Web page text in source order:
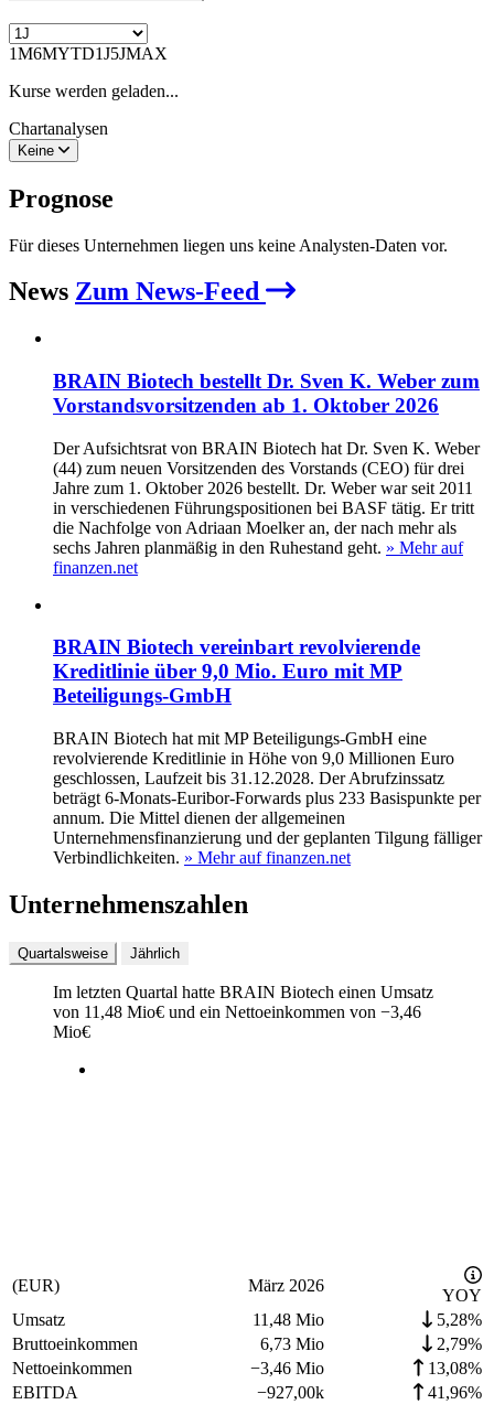
1M6MYTD1J5JMAX
Kurse werden geladen...
Chartanalysen
Keine
Prognose
Für dieses Unternehmen liegen uns keine Analysten-Daten vor.
News Zum News-Feed
BRAIN Biotech bestellt Dr. Sven K. Weber zum
Vorstandsvorsitzenden ab 1. Oktober 2026
Der Aufsichtsrat von BRAIN Biotech hat Dr. Sven K. Weber
(44) zum neuen Vorsitzenden des Vorstands (CEO) für drei
Jahre zum 1. Oktober 2026 bestellt. Dr. Weber war seit 2011
in verschiedenen Führungspositionen bei BASF tätig. Er tritt
die Nachfolge von Adriaan Moelker an, der nach mehr als
sechs Jahren planmäßig in den Ruhestand geht. » Mehr auf
finanzen.net
BRAIN Biotech vereinbart revolvierende
Kreditlinie über 9,0 Mio. Euro mit MP
Beteiligungs-GmbH
BRAIN Biotech hat mit MP Beteiligungs-GmbH eine
revolvierende Kreditlinie in Höhe von 9,0 Millionen Euro
geschlossen, Laufzeit bis 31.12.2028. Der Abrufzinssatz
beträgt 6‑Monats‑Euribor‑Forwards plus 233 Basispunkte per
annum. Die Mittel dienen der allgemeinen
Unternehmensfinanzierung und der geplanten Tilgung fälliger
Verbindlichkeiten. » Mehr auf finanzen.net
Unternehmenszahlen
Quartalsweise Jährlich
Im letzten Quartal hatte BRAIN Biotech einen Umsatz
von 11,48 Mio€ und ein Nettoeinkommen von −3,46
Mio€
(EUR) März 2026
YOY
Umsatz
11,48 Mio
5,28%
Bruttoeinkommen
6,73 Mio
2,79%
Nettoeinkommen
−3,46 Mio
13,08%
EBITDA
−927,00k 41,96%